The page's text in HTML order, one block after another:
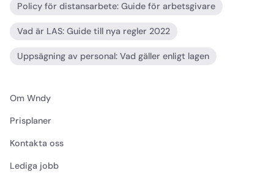
Policy för distansarbete: Guide för arbetsgivare
Vad är LAS: Guide till nya regler 2022
Uppsägning av personal: Vad gäller enligt lagen
Om Wndy
Prisplaner
Kontakta oss
Lediga jobb